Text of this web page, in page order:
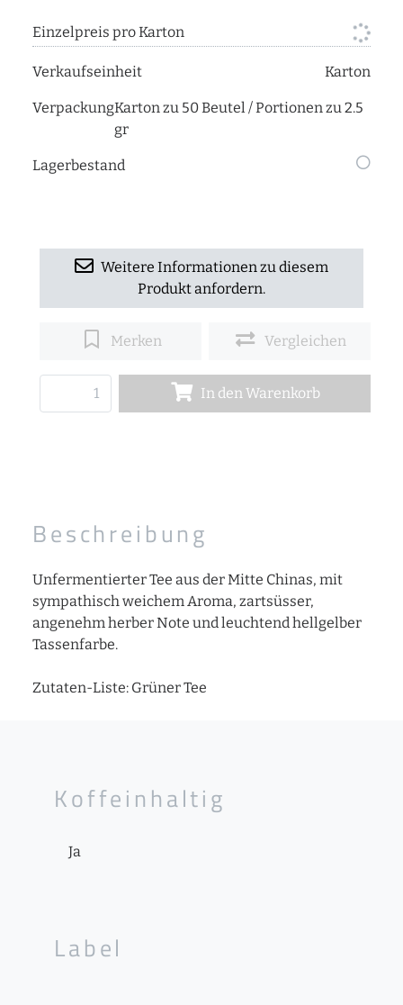
Einzelpreis pro Karton
Verkaufseinheit Karton
VerpackungKarton zu 50 Beutel / Portionen zu 2.5
gr
Lagerbestand
Weitere Informationen zu diesem
Produkt anfordern.
Merken Vergleichen
In den Warenkorb
Beschreibung
Unfermentierter Tee aus der Mitte Chinas, mit
sympathisch weichem Aroma, zartsüsser,
angenehm herber Note und leuchtend hellgelber
Tassenfarbe.
Zutaten-Liste: Grüner Tee
Koffeinhaltig
Ja
Label